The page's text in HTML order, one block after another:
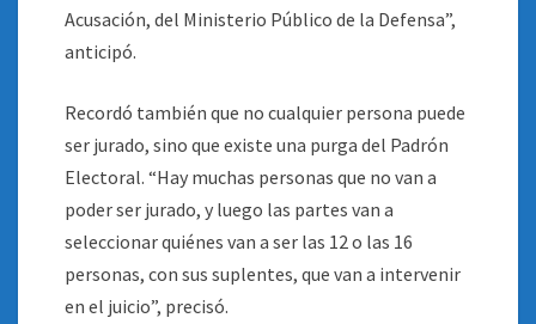
Acusación, del Ministerio Público de la Defensa”,
anticipó.
Recordó también que no cualquier persona puede
ser jurado, sino que existe una purga del Padrón
Electoral. “Hay muchas personas que no van a
poder ser jurado, y luego las partes van a
seleccionar quiénes van a ser las 12 o las 16
personas, con sus suplentes, que van a intervenir
en el juicio”, precisó.